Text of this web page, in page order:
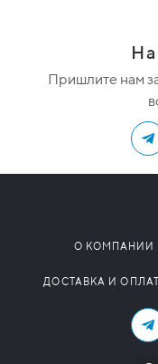
Пришлите нам
О КОМПАНИИ
ДОСТАВКА И